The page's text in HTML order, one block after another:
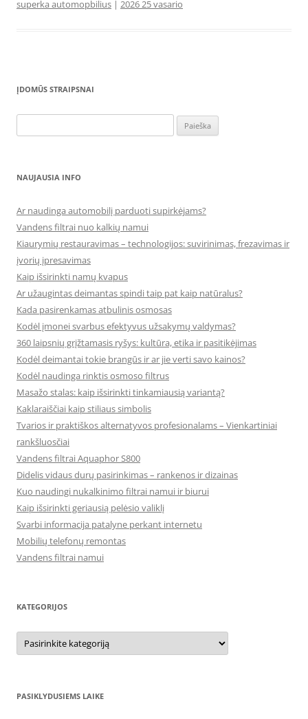
superka automopbilius | 2026 25 vasario
ĮDOMŪS STRAIPSNAI
NAUJAUSIA INFO
Ar naudinga automobilį parduoti supirkėjams?
Vandens filtrai nuo kalkių namui
Kiaurymių restauravimas – technologijos: suvirinimas, frezavimas ir
įvorių įpresavimas
Kaip išsirinkti namų kvapus
Ar užaugintas deimantas spindi taip pat kaip natūralus?
Kada pasirenkamas atbulinis osmosas
Kodėl įmonei svarbus efektyvus užsakymų valdymas?
360 laipsnių grįžtamasis ryšys: kultūra, etika ir pasitikėjimas
Kodėl deimantai tokie brangūs ir ar jie verti savo kainos?
Kodėl naudinga rinktis osmoso filtrus
Masažo stalas: kaip išsirinkti tinkamiausią variantą?
Kaklaraiščiai kaip stiliaus simbolis
Tvarios ir praktiškos alternatyvos profesionalams – Vienkartiniai
rankšluosčiai
Vandens filtrai Aquaphor S800
Didelis vidaus durų pasirinkimas – rankenos ir dizainas
Kuo naudingi nukalkinimo filtrai namui ir biurui
Kaip išsirinkti geriausią pelėsio valiklį
Svarbi informacija patalyne perkant internetu
Mobilių telefonų remontas
Vandens filtrai namui
KATEGORIJOS
Kategorijos
PASIKLYDUSIEMS LAIKE